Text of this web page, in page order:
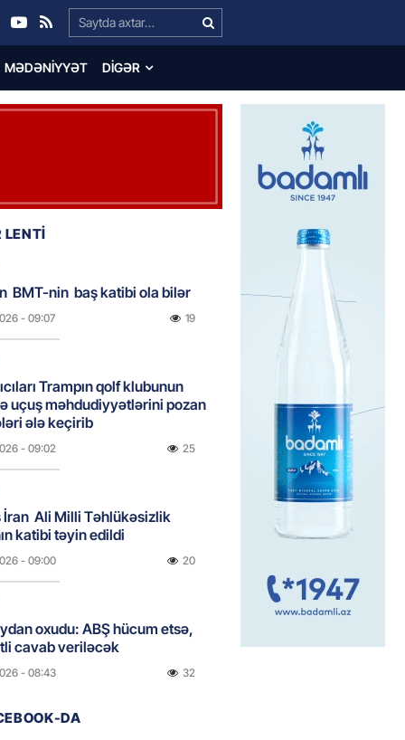
Search…
MƏDƏNIYYƏT DIGƏR
BMT-nin baş katibi ola bilər
- 09:07 19
Trampın qolf klubunun
uçuş məhdudiyyətlərini pozan
ələ keçirib
- 09:02 25
İran Ali Milli Təhlükəsizlik
katibi təyin edildi
- 09:00 20
oxudu: ABŞ hücum etsə,
cavab veriləcək
- 08:43 32
DA